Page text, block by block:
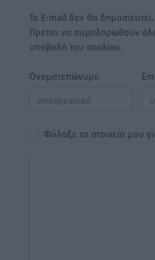
Το E-mail δεν θα δημοσιευτεί.
Πρέπει να συμπληρωθούν
υποβολή του σχολίου.
Όνοματεπώνυμο
Φύλαξε τα στοιχεία μου